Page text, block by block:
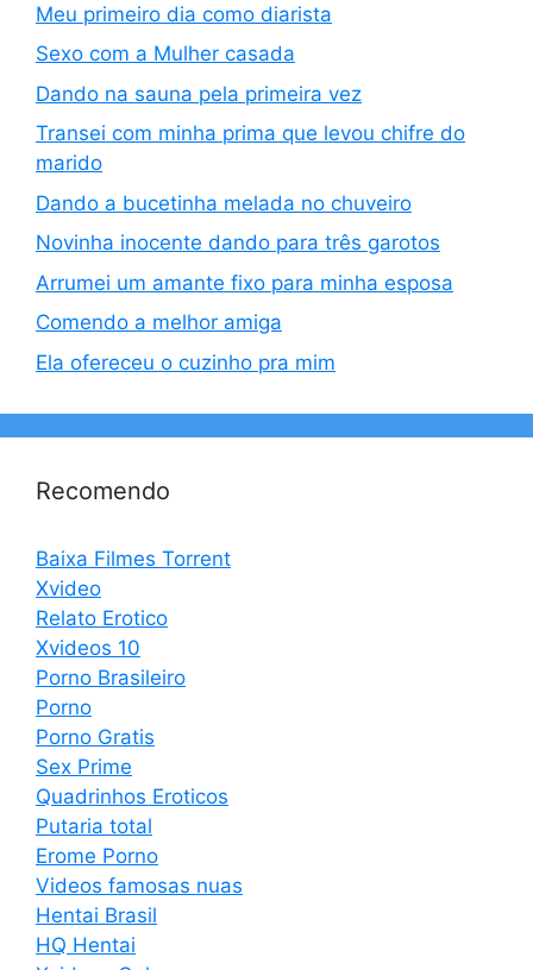
Meu primeiro dia como diarista
Sexo com a Mulher casada
Dando na sauna pela primeira vez
Transei com minha prima que levou chifre do
marido
Dando a bucetinha melada no chuveiro
Novinha inocente dando para três garotos
Arrumei um amante fixo para minha esposa
Comendo a melhor amiga
Ela ofereceu o cuzinho pra mim
Recomendo
Baixa Filmes Torrent
Xvideo
Relato Erotico
Xvideos 10
Porno Brasileiro
Porno
Porno Gratis
Sex Prime
Quadrinhos Eroticos
Putaria total
Erome Porno
Videos famosas nuas
Hentai Brasil
HQ Hentai